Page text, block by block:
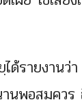
ด้รายงานว่
านพอสมคว